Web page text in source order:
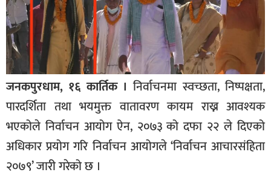
मधेश
विशेष
राजनीति
प्रमुख
समाचार
राष्ट्रिय
अन्तराष्ट्रिय
अन्तरबार्ता
जनकपुरधाम, १६ कार्तिक । निर्वाचनमा स्वच्छता, निष्पक्षता,
पारदर्शिता तथा भयमुक्त वातावरण कायम राख्न आवश्यक
भएकोले निर्वाचन आयोग ऐन, २०७३ को दफा २२ ले दिएको
अधिकार प्रयोग गरि निर्वाचन आयोगले ‘निर्वाचन आचारसंहिता
२०७९’ जारी गरेको छ ।